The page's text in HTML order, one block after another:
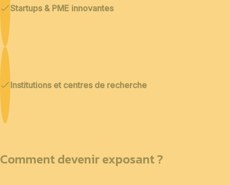
Startups & PME innovantes
Institutions et centres de recherche
Comment devenir exposant ?